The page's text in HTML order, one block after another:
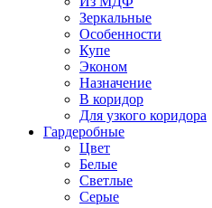
Зеркальные
Особенности
Купе
Эконом
Назначение
В коридор
Для узкого коридора
Гардеробные
Цвет
Белые
Светлые
Серые